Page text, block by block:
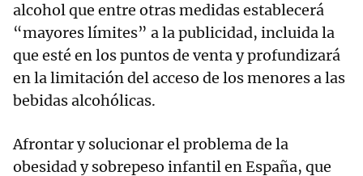
alcohol que entre otras medidas establecerá
“mayores límites” a la publicidad, incluida la
que esté en los puntos de venta y profundizará
en la limitación del acceso de los menores a las
bebidas alcohólicas.
Afrontar y solucionar el problema de la
obesidad y sobrepeso infantil en España, que